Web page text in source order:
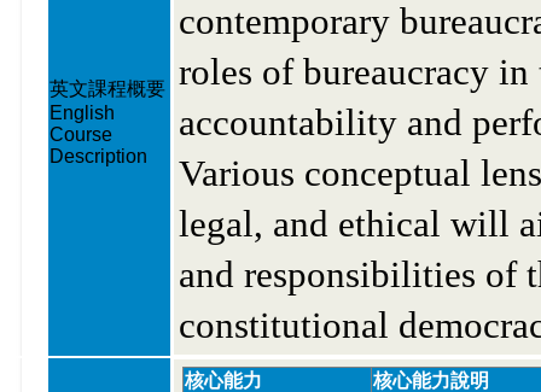
英文課程概要
English
Course
Description
contemporary
roles of bureaucracy
accountability and
Various conceptual
legal, and ethical will
and responsibilities of
constitutional
核心能力 核心能力說明